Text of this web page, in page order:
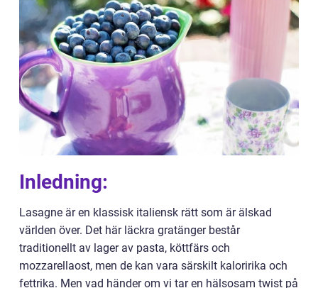
Inledning:
Lasagne är en klassisk italiensk rätt som är älskad
världen över. Det här läckra gratänger består
traditionellt av lager av pasta, köttfärs och
mozzarellaost, men de kan vara särskilt kaloririka och
fettrika. Men vad händer om vi tar en hälsosam twist på